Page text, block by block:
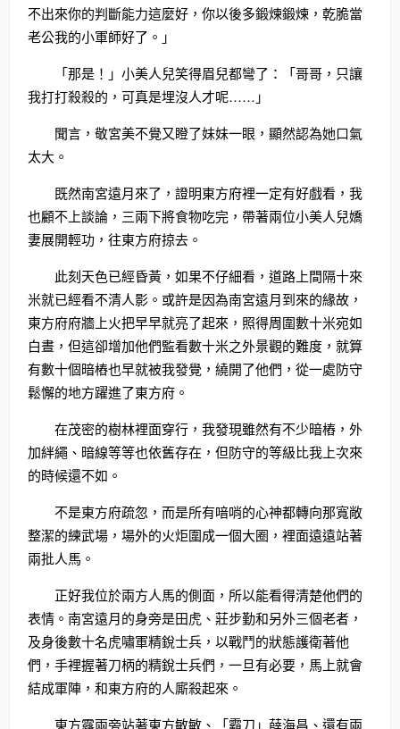
不出來你的判斷能力這麼好，你以後多鍛煉鍛煉，乾脆當
老公我的小軍師好了。」
「那是！」小美人兒笑得眉兒都彎了：「哥哥，只讓
我打打殺殺的，可真是埋沒人才呢……」
聞言，敬宮美不覺又瞪了妹妹一眼，顯然認為她口氣
太大。
既然南宮遠月來了，證明東方府裡一定有好戲看，我
也顧不上談論，三兩下將食物吃完，帶著兩位小美人兒嬌
妻展開輕功，往東方府掠去。
此刻天色已經昏黃，如果不仔細看，道路上間隔十來
米就已經看不清人影。或許是因為南宮遠月到來的緣故，
東方府府牆上火把早早就亮了起來，照得周圍數十米宛如
白晝，但這卻增加他們監看數十米之外景觀的難度，就算
有數十個暗樁也早就被我發覺，繞開了他們，從一處防守
鬆懈的地方躍進了東方府。
在茂密的樹林裡面穿行，我發現雖然有不少暗樁，外
加絆繩、暗線等等也依舊存在，但防守的等級比我上次來
的時候還不如。
不是東方府疏忽，而是所有喑哨的心神都轉向那寬敞
整潔的練武場，場外的火炬圍成一個大圈，裡面遠遠站著
兩批人馬。
正好我位於兩方人馬的側面，所以能看得清楚他們的
表情。南宮遠月的身旁是田虎、莊步勤和另外三個老者，
及身後數十名虎嘯軍精銳士兵，以戰鬥的狀態護衛著他
們，手裡握著刀柄的精銳士兵們，一旦有必要，馬上就會
結成軍陣，和東方府的人廝殺起來。
東方露兩旁站著東方敏敏、「霸刀」薛海昌、還有兩